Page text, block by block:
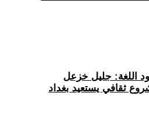
اللغة: جليل خزعل
ثقافي يستعيد بغداد